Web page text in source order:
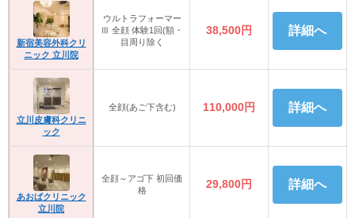
新宿美容外科クリ
ニック 立川院
ウルトラフォーマー
Ⅲ 全顔 体験1回(額・
目周り除く
38,500円 詳細へ
立川皮膚科クリニ
ック
全顔(あご下含む) 110,000円 詳細へ
あおばクリニック
立川院
全顔～アゴ下 初回価
格
29,800円 詳細へ